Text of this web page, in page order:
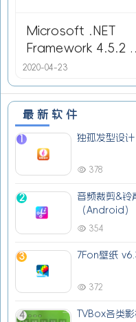
Microsoft .NET
Framework 4.5.2
体中文版
2020-04-23
最新软件
独孤发型设
378
2
音频裁剪&铃
（Android）
354
3 7Fon壁纸
372
4 TVBox各类